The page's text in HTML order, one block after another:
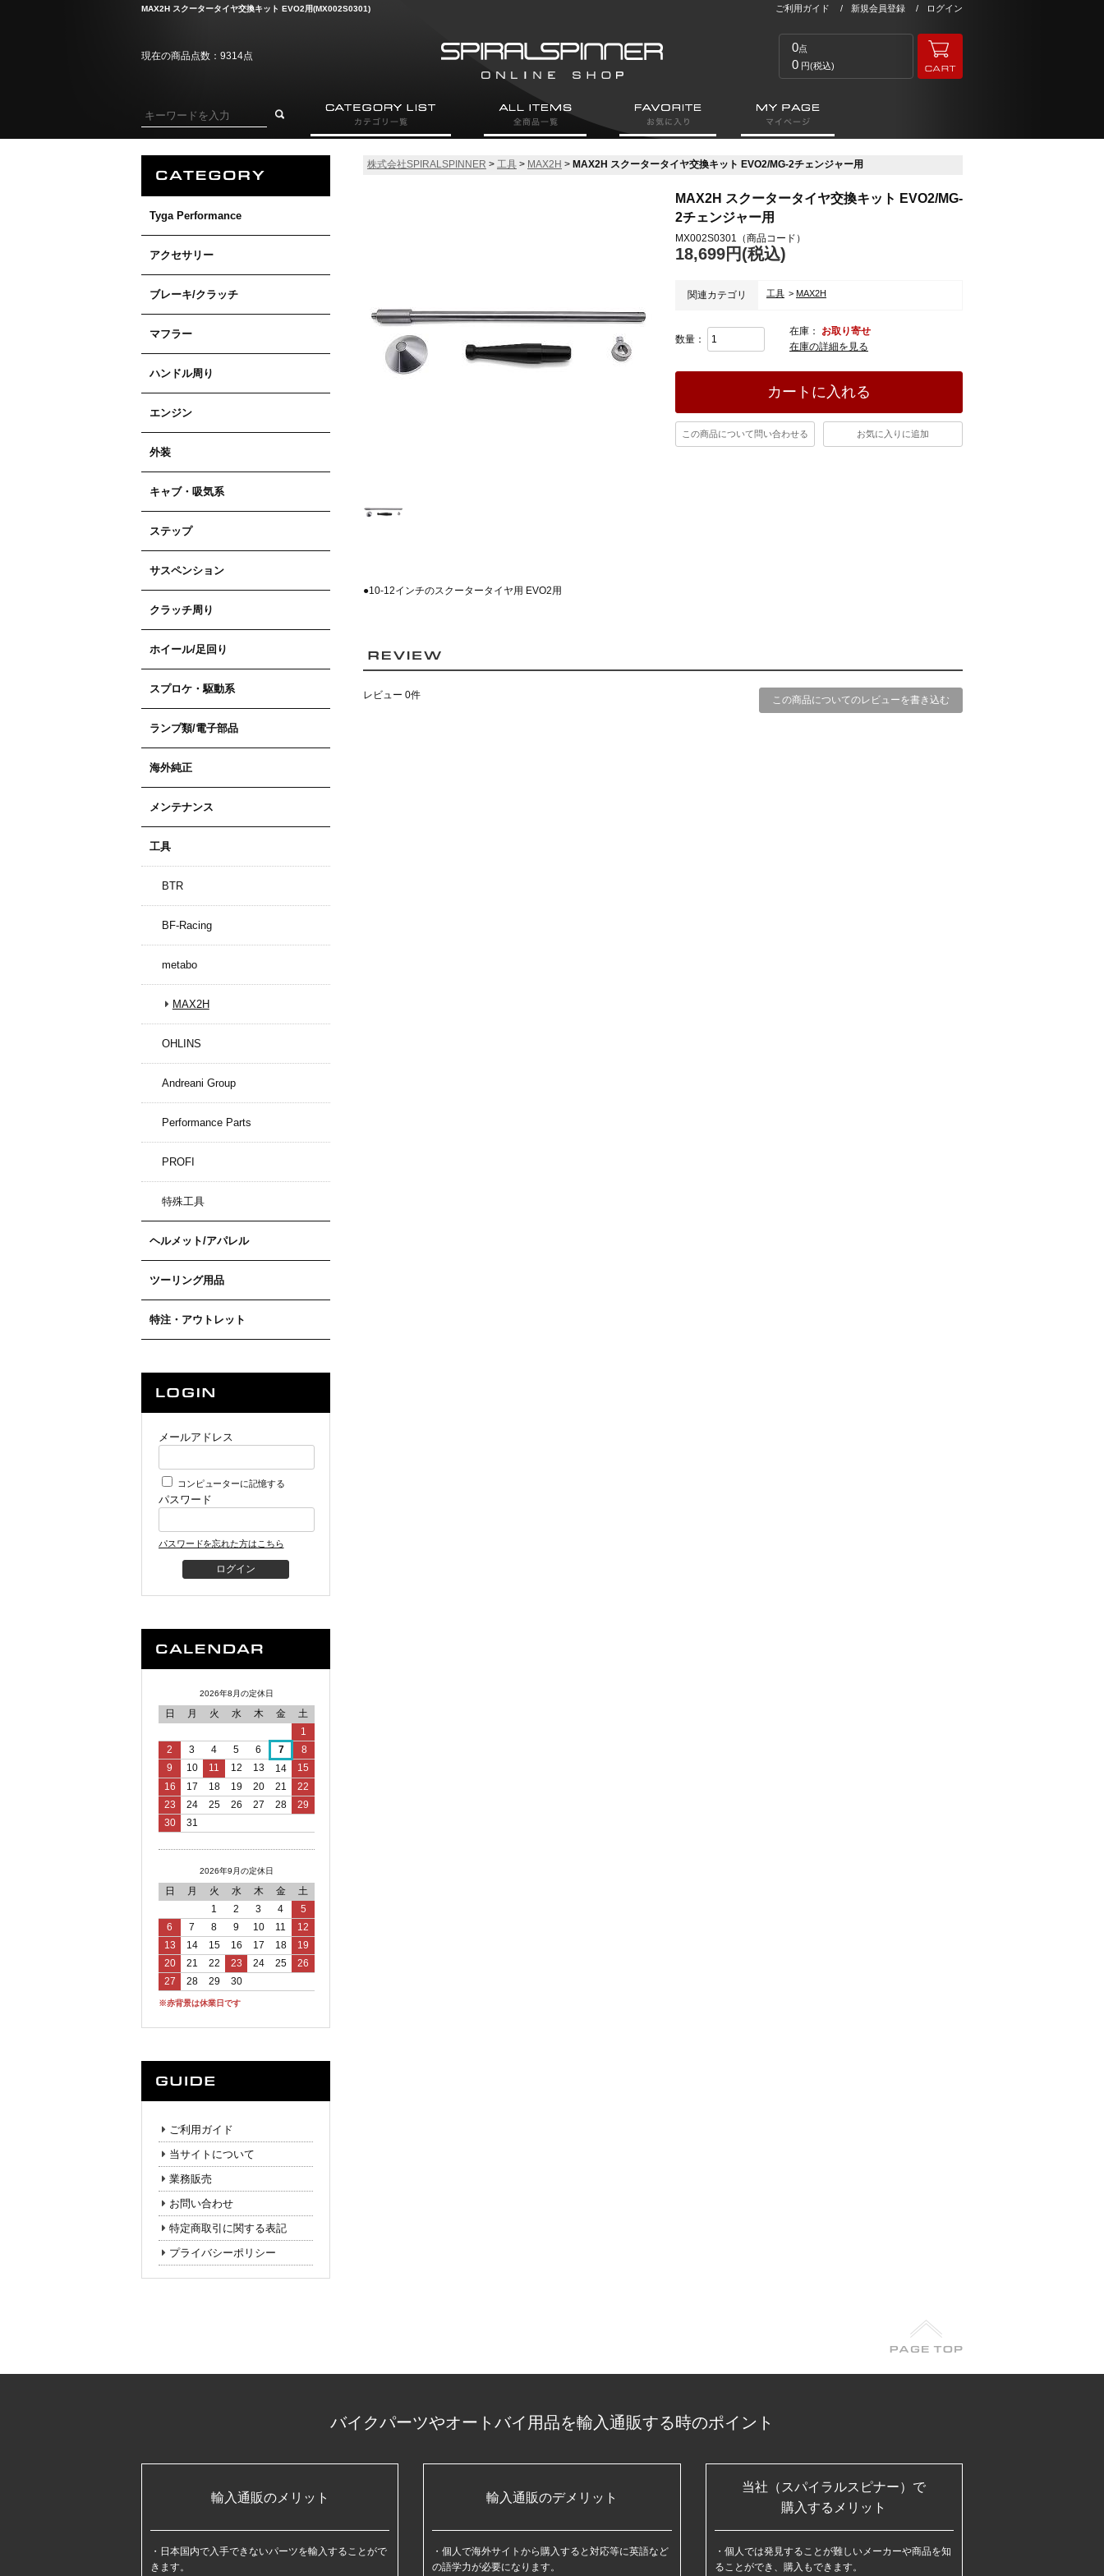
MAX2H スクータータイヤ交換キット EVO2用(MX002S0301) ご利用ガイド 新規会員登録 ログイン
現在の商品点数：9314点
0点
0 円(税込)
Tyga Performance
アクセサリー
ブレーキ/クラッチ
マフラー
ハンドル周り
エンジン
外装
キャブ・吸気系
ステップ
サスペンション
クラッチ周り
ホイール/足回り
スプロケ・駆動系
ランプ類/電子部品
海外純正
メンテナンス
工具
BTR
BF-Racing
metabo
MAX2H
OHLINS
Andreani Group
Performance Parts
PROFI
特殊工具
ヘルメット/アパレル
ツーリング用品
特注・アウトレット
メールアドレス
コンピューターに記憶する
パスワード
パスワードを忘れた方はこちら
2026年8月の定休日
日 月 火 水 木 金
土
1
2
3 4 5 6 7
8
9
10 11 12 13 14
15
16
17 18 19 20 21
22
23
24 25 26 27 28
29
30
31
2026年9月の定休日
日 月 火 水 木 金
土
1
2 3 4
5
6
7 8 9 10 11
12
13
14 15 16 17 18
19
20
21 22 23 24 25
26
27
28 29 30
※赤背景は休業日です
ご利用ガイド
当サイトについて
業務販売
お問い合わせ
特定商取引に関する表記
プライバシーポリシー
株式会社SPIRALSPINNER > 工具 > MAX2H > MAX2H スクータータイヤ交換キット EVO2/MG-2チェンジャー用
MAX2H スクータータイヤ交換キット EVO2/MG-
2チェンジャー用
MX002S0301 （商品コード）
18,699円(税込)
関連カテゴリ 工具 MAX2H
数量：
在庫： お取り寄せ
在庫の詳細を見る
カートに入れる
この商品について問い合わせる お気に入りに追加
●10-12インチのスクータータイヤ用 EVO2用
レビュー 0件 この商品についてのレビューを書き込む
バイクパーツやオートバイ用品を輸入通販する時のポイント
輸入通販のメリット
日本国内で入手できないパーツを輸入することがで
きます。
輸入通販のデメリット
個人で海外サイトから購入すると対応等に英語など
の語学力が必要になります。
当社（スパイラルスピナー）で
購入するメリット
個人では発見することが難しいメーカーや商品を知
ることができ、購入もできます。